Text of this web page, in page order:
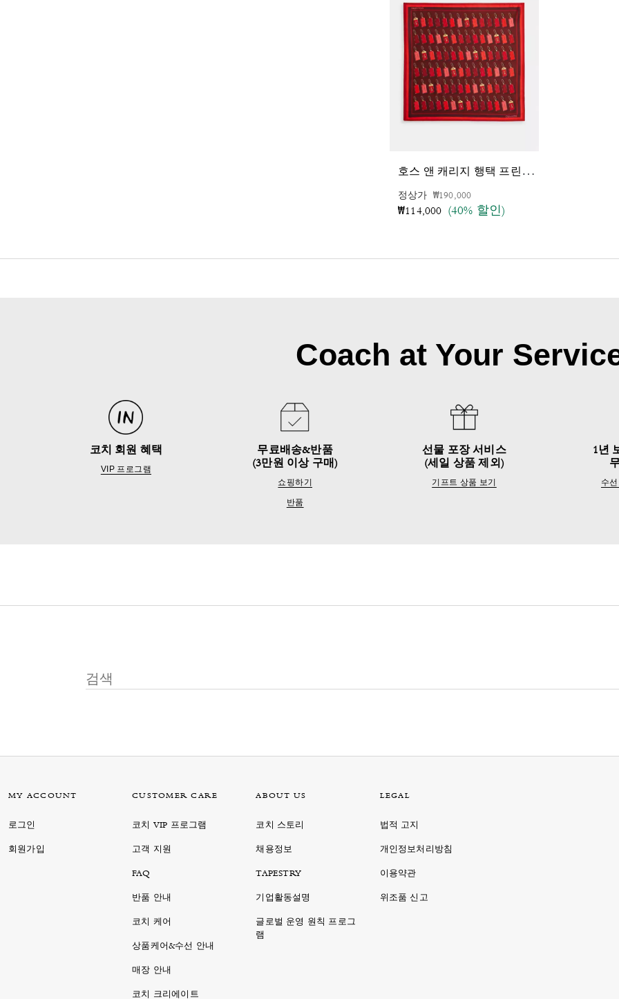
호
스 앤 캐리지 행택 프린트 실크 반다나
정상가 가격 인하 전
₩190,000인하됨
₩114,000 (40% 할인)
Coach at Your
코치 회원 혜택
VIP 프로그램
무료배송&반품
(3만원 이상 구매)
쇼핑하기
반품
선물 포장 서비스
(세일 상품 제외)
기프트 상품 보기
1년
수
MY ACCOUNT
로그인
회원가입
CUSTOMER CARE
코치 VIP 프로그램
고객 지원
FAQ
반품 안내
코치 케어
상품케어&수선 안내
매장 안내
코치 크리에이트
ABOUT US
코치 스토리
채용정보
TAPESTRY
기업활동설명
글로벌 운영 원칙 프로그
램
LEGAL
법적 고지
개인정보처리방침
이용약관
위조품 신고